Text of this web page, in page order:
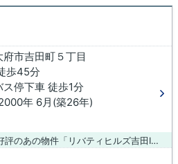
市吉田町５丁目
歩45分
停下車 徒歩1分
年 6月(築26年)
大府市近辺での物件情報：大好評のあの物件「リバティヒルズ吉田Ⅰ」。設備も充実していて住みやすい、魅力が詰まったアパートです。当社は大府市にある賃貸物件情報を豊富に取り扱っております。地域に密着しているので、確かな賃貸情報と地域情報をご提供いたします。